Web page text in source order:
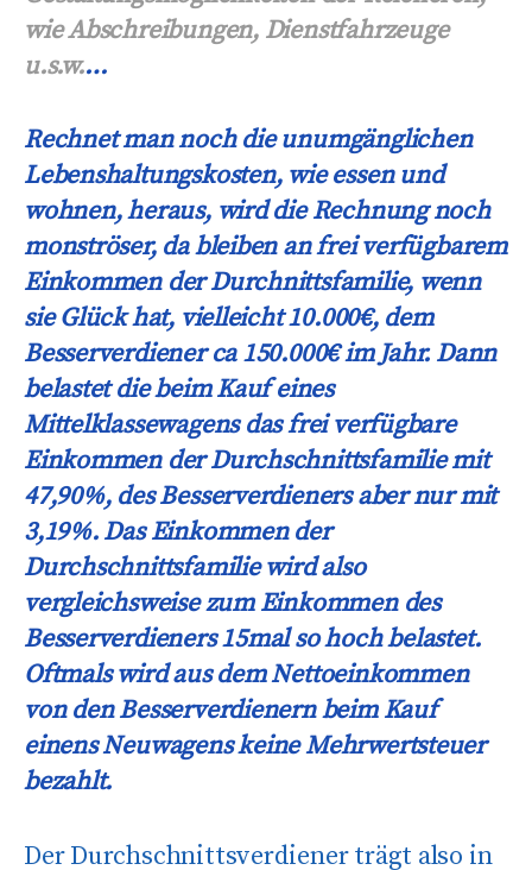
wie Abschreibungen, Dienstfahrzeuge
u.s.w.…
Rechnet man noch die unumgänglichen
Lebenshaltungskosten, wie essen und
wohnen, heraus, wird die Rechnung noch
monströser, da bleiben an frei verfügbarem
Einkommen der Durchnittsfamilie, wenn
sie Glück hat, vielleicht 10.000€, dem
Besserverdiener ca 150.000€ im Jahr. Dann
belastet die beim Kauf eines
Mittelklassewagens das frei verfügbare
Einkommen der Durchschnittsfamilie mit
47,90%, des Besserverdieners aber nur mit
3,19%. Das Einkommen der
Durchschnittsfamilie wird also
vergleichsweise zum Einkommen des
Besserverdieners 15mal so hoch belastet.
Oftmals wird aus dem Nettoeinkommen
von den Besserverdienern beim Kauf
einens Neuwagens keine Mehrwertsteuer
bezahlt.
Der Durchschnittsverdiener trägt also in